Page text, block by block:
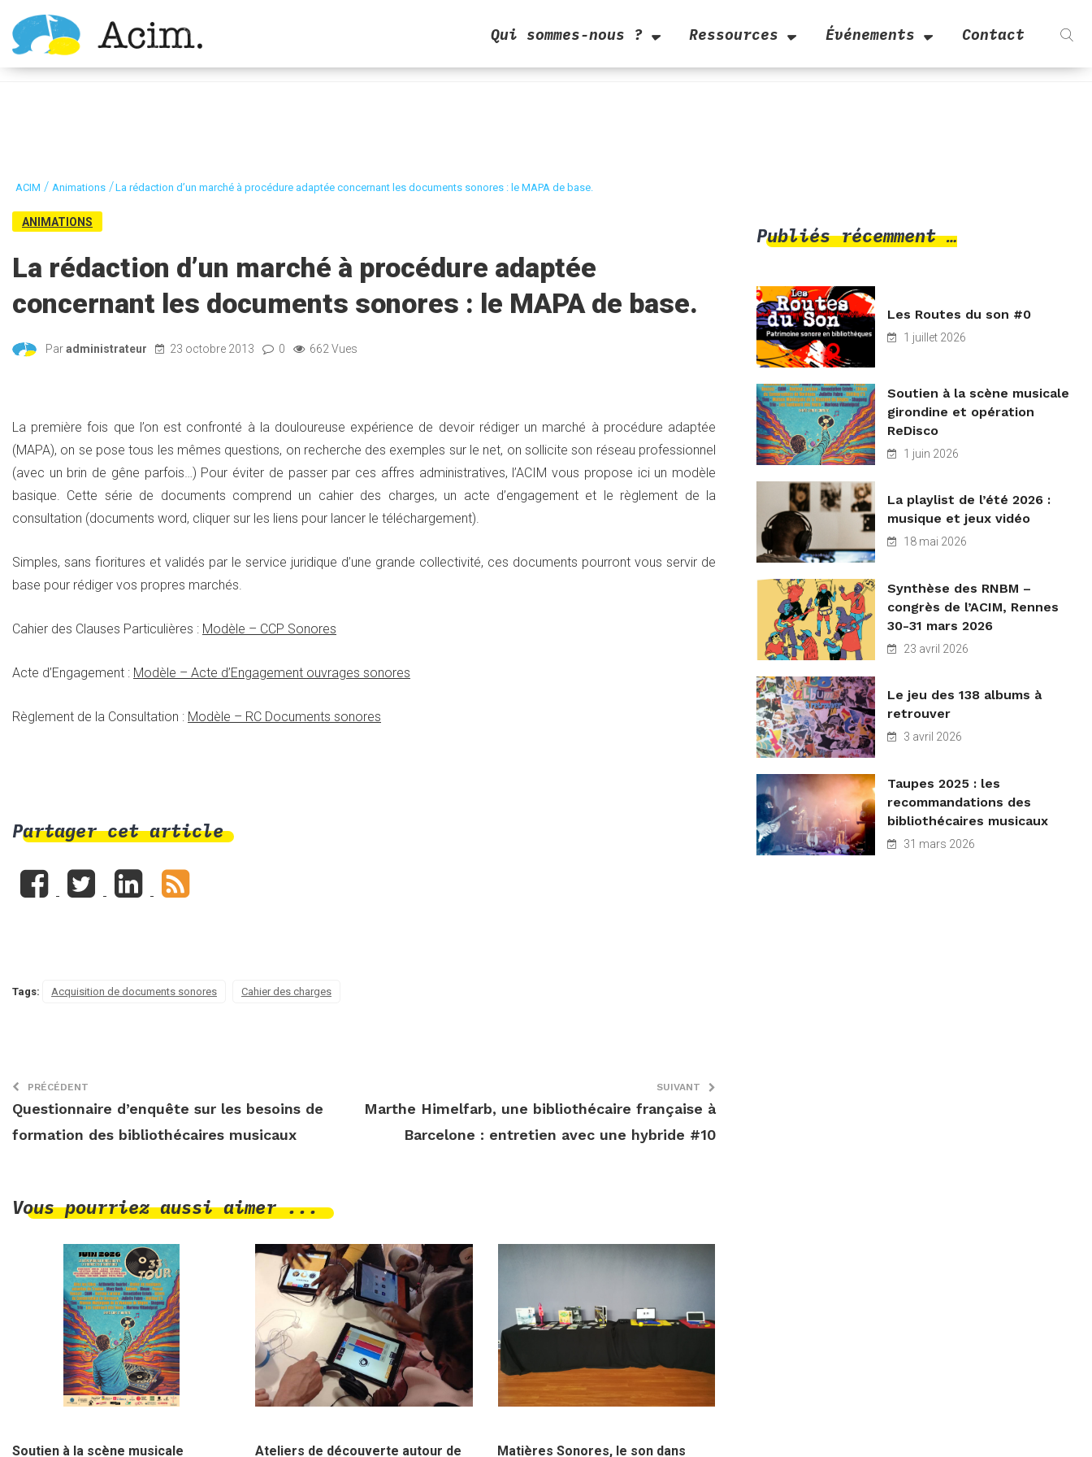
Ouvrir la barre d’outils
Qui sommes-nous ? Ressources Événements Contact
ACIM / Animations /La rédaction d’un marché à procédure adaptée concernant les documents sonores : le MAPA de base.
ANIMATIONS
La rédaction d’un marché à procédure adaptée
concernant les documents sonores : le MAPA de base.
Paradministrateur 23 octobre 2013 0 662 Vues
La première fois que l’on est confronté à la douloureuse expérience de devoir rédiger un marché à procédure adaptée
(MAPA), on se pose tous les mêmes questions, on recherche des exemples sur le net, on sollicite son réseau professionnel
(avec un brin de gêne parfois…) Pour éviter de passer par ces affres administratives, l’ACIM vous propose ici un modèle
basique. Cette série de documents comprend un cahier des charges, un acte d’engagement et le règlement de la
consultation (documents word, cliquer sur les liens pour lancer le téléchargement).
Simples, sans fioritures et validés par le service juridique d’une grande collectivité, ces documents pourront vous servir de
base pour rédiger vos propres marchés.
Cahier des Clauses Particulières : Modèle – CCP Sonores
Acte d’Engagement : Modèle – Acte d’Engagement ouvrages sonores
Règlement de la Consultation : Modèle – RC Documents sonores
Partager cet article
Tags: Acquisition de documents sonores Cahier des charges
PRÉCÉDENT
Questionnaire d’enquête sur les besoins de
formation des bibliothécaires musicaux
SUIVANT
Marthe Himelfarb, une bibliothécaire française à
Barcelone : entretien avec une hybride #10
Vous pourriez aussi aimer ...
Soutien à la scène musicale Ateliers de découverte autour de Matières Sonores, le son dans
Publiés récemment …
Les Routes du son #0
1 juillet 2026
Soutien à la scène musicale
girondine et opération
ReDisco
1 juin 2026
La playlist de l’été 2026 :
musique et jeux vidéo
18 mai 2026
Synthèse des RNBM –
congrès de l’ACIM, Rennes
30-31 mars 2026
23 avril 2026
Le jeu des 138 albums à
retrouver
3 avril 2026
Taupes 2025 : les
recommandations des
bibliothécaires musicaux
31 mars 2026